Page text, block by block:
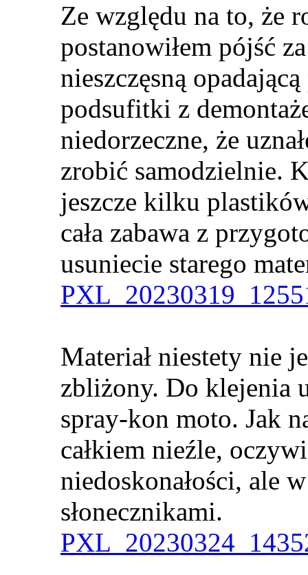
Ze względu na to, że
postanowiłem pójść
nieszczęsną
podsufitki z
niedorzeczne, że
zrobić samodzielnie.
jeszcze kilku
cała zabawa z
usuniecie starego
Materiał niestety nie
zbliżony. Do klejenia
spray-kon moto. Jak
całkiem nieźle,
niedoskonałości, ale
słonecznikami.